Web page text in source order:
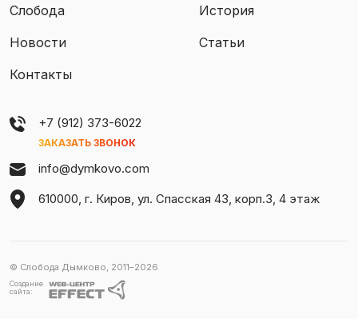
Слобода
История
Новости
Статьи
Контакты
+7 (912) 373-6022
ЗАКАЗАТЬ ЗВОНОК
info@dymkovo.com
610000, г. Киров, ул. Спасская 43, корп.3, 4 этаж
© Слобода Дымково, 2011–2026
Создание
сайта: